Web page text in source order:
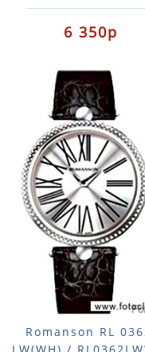
кварцевые.Корпус:
серебристым
кожаный.Стекло..
6 350р
Romanson RL